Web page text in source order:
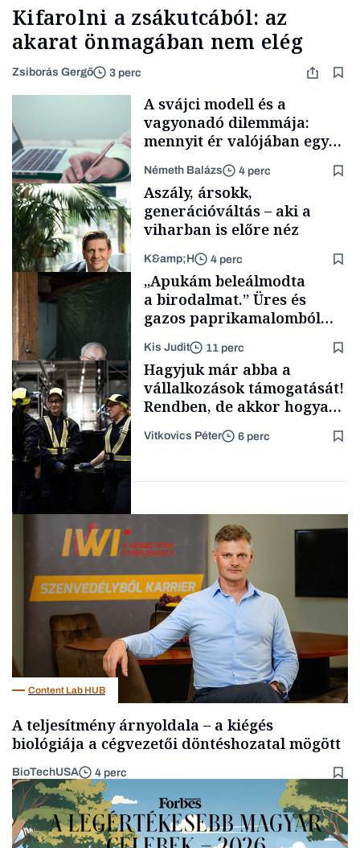
Kifarolni a zsákutcából: az
akarat önmagában nem elég
Zsiborás Gergő 3 perc
Vélemény
A svájci modell és a
vagyonadó dilemmája:
mennyit ér valójában egy
vállalkozás?
Németh Balázs 4 perc
TÁMOGATÓI
TARTALOM
Aszály, ársokk,
generációváltás – aki a
viharban is előre néz
K&amp;H 4 perc
Családi
vállalkozások
„Apukám beleálmodta
a birodalmat.” Üres és
gazos paprikamalomból
lett az igazi családi
fűszersztori
Kis Judit 11 perc
Vélemény
Hagyjuk már abba a
vállalkozások támogatását!
Rendben, de akkor hogyan
segítsünk nekik?
Vitkovics Péter 6 perc
Content Lab HUB
A teljesítmény árnyoldala – a kiégés
biológiája a cégvezetői döntéshozatal mögött
BioTechUSA 4 perc